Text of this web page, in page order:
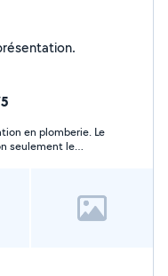
pas encore renseigné ma présentation.
en plomberie. Le
seulement le